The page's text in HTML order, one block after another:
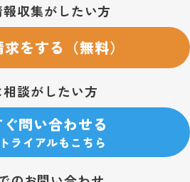
報収集がしたい方
をする（無料）
相談がしたい方
問い合わせる
ライアルもこちら